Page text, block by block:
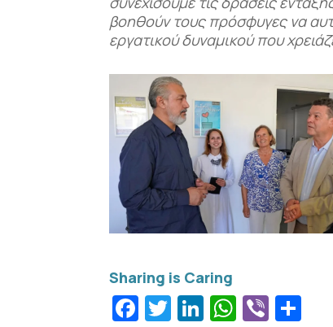
βοηθούν τους πρόσφυγες να
εργατικού δυναμικού που
Facebook
Twitter
LinkedIn
Viber